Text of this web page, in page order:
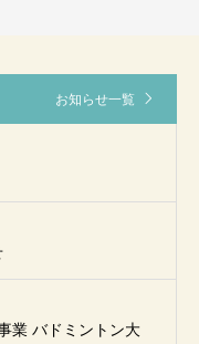
お知らせ一覧
業 バドミントン大